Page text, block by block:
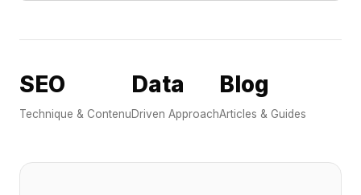
SEO
Technique & Contenu
Data
Driven Approach
Blog
Articles & Guides